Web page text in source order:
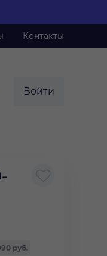
Контакты
Войти
руб.